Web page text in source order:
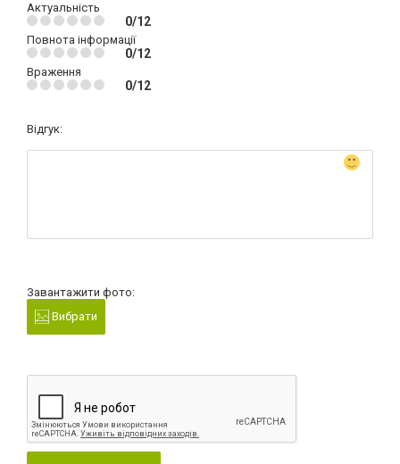
Актуальність
0/12
Повнота інформації
0/12
Враження
0/12
Відгук:
Завантажити фото:
Вибрати